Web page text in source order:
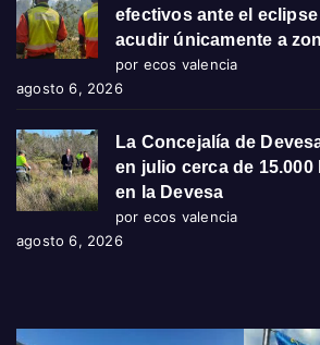
efectivos ante el
acudir únicamente a
por ecos valencia
agosto 6, 2026
La Concejalía de
en julio cerca de
en la Devesa
por ecos valencia
agosto 6, 2026